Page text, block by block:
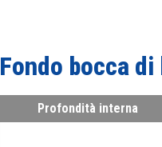
Fondo bocca di
Profondità interna